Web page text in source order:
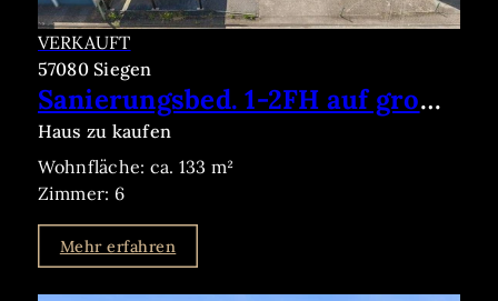
VERKAUFT
57080 Siegen
Sanierungsbed. 1-2FH auf großzüg. Grundstück in Bestlage von Eiserfeld
Haus zu kaufen
Wohnfläche: ca. 133 m²
Zimmer: 6
Mehr erfahren